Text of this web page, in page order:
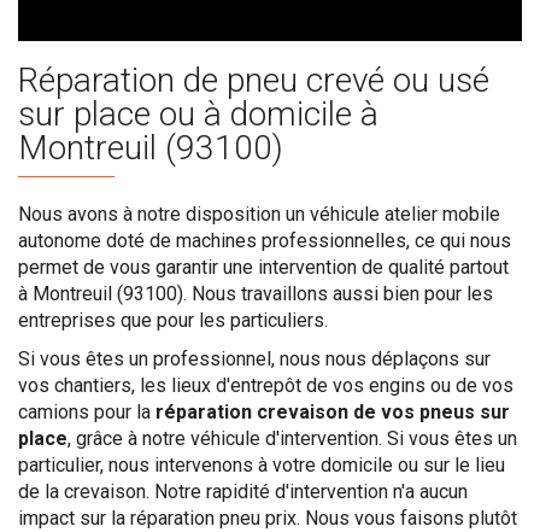
Réparation de pneu crevé ou usé
sur place ou à domicile à
Montreuil (93100)
Nous avons à notre disposition un véhicule atelier mobile
autonome doté de machines professionnelles, ce qui nous
permet de vous garantir une intervention de qualité partout
à Montreuil (93100). Nous travaillons aussi bien pour les
entreprises que pour les particuliers.
Si vous êtes un professionnel, nous nous déplaçons sur
vos chantiers, les lieux d'entrepôt de vos engins ou de vos
camions pour la réparation crevaison de vos pneus sur
place, grâce à notre véhicule d'intervention. Si vous êtes un
particulier, nous intervenons à votre domicile ou sur le lieu
de la crevaison. Notre rapidité d'intervention n'a aucun
impact sur la réparation pneu prix. Nous vous faisons plutôt